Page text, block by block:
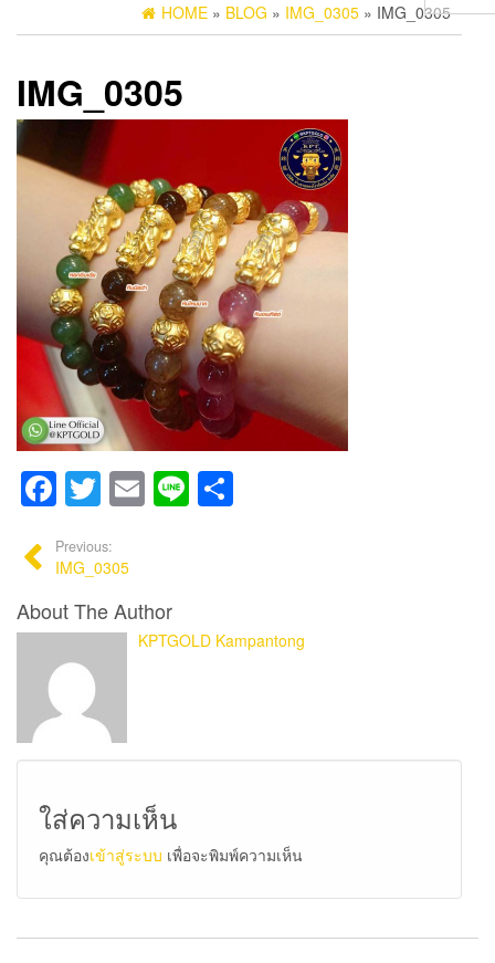
HOME » BLOG » IMG_0305 » IMG_0305
IMG_0305
Facebook
Twitter
Email
Line
Previous:
IMG_0305
About The Author
KPTGOLD Kampantong
ใส่ความเห็น
คุณต้องเข้าสู่ระบบ เพื่อจะพิมพ์ความเห็น